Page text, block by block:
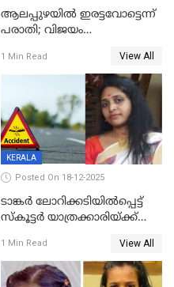
ആലപ്പുഴയിൽ ഇരട്ടവോട്ടെന്ന്
പരാതി; വിജയം
വാർഡിലെ എൽഡിഎഫ്
സ്ഥാനാർത്ഥി
1 Min Read View All
KERALA
Posted On 18-12-2025
ടാങ്കർ ലോറിക്കടിയിൽപ്പെട്ട്
സ്കൂട്ടർ യാത്രക്കാരിയ്ക്ക്
കണ്ടോത്ത് ദേശീയ പാതയിൽ
1 Min Read View All